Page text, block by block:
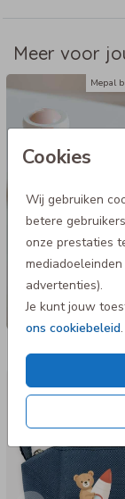
Cookies
Wij gebruiken
betere
onze prestaties
advertenties).
Je kunt jouw
ons cookiebeleid.
Meer voor
Mepal
Nog meer in